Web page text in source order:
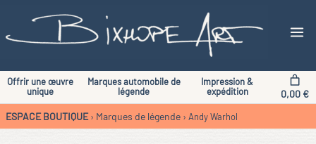
Offrir une œuvre
unique
Marques automobile de
légende
Impression &
expédition
0,00 €
ESPACE BOUTIQUE › Marques de légende › Andy Warhol